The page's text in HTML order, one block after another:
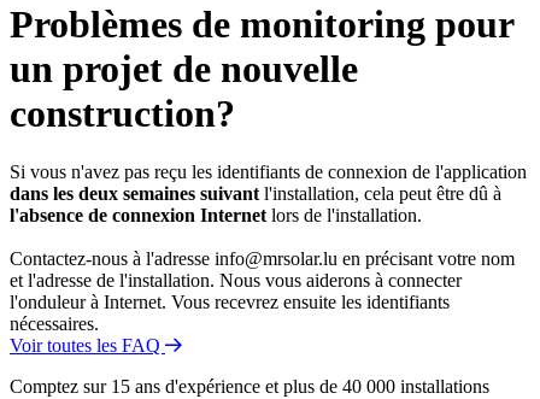
Problèmes de monitoring pour
un projet de nouvelle
construction?
Si vous n'avez pas reçu les identifiants de connexion de l'application
dans les deux semaines suivant l'installation, cela peut être dû à
l'absence de connexion Internet lors de l'installation.
Contactez-nous à l'adresse info@mrsolar.lu en précisant votre nom
et l'adresse de l'installation. Nous vous aiderons à connecter
l'onduleur à Internet. Vous recevrez ensuite les identifiants
nécessaires.
Voir toutes les FAQ
Comptez sur 15 ans d'expérience et plus de 40 000 installations